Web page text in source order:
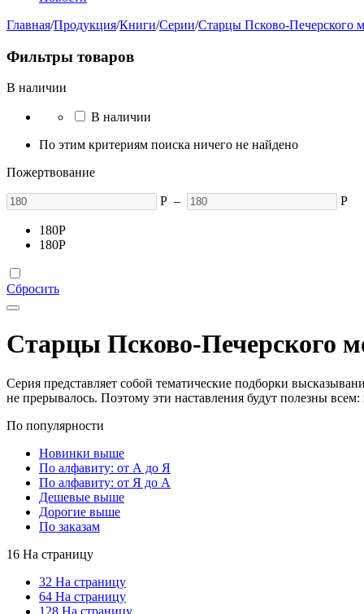
Главная/Продукция/Книги/Серии/Старцы Псково-Печерского
Фильтры товаров
В наличии
В наличии
По этим критериям поиска ничего не найдено
Пожертвование
Р – Р
180Р
180Р
Сбросить
Старцы Псково-Печерского
Серия представляет собой тематические подборки
не прерывалось. Поэтому эти наставления будут полезны
По популярности
Новинки выше
По алфавиту: от А до Я
По алфавиту: от Я до А
Дешевые выше
Дорогие выше
По заказам
16 На страницу
32 На страницу
64 На страницу